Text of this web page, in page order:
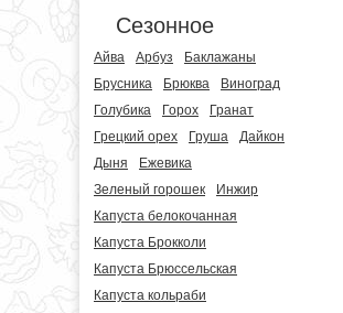
Сезонное
Айва Арбуз
Баклажаны
Брусника
Брюква
Виноград
Голубика
Горох
Гранат
Грецкий орех
Груша
Дайкон
Дыня
Ежевика
Зеленый горошек
Инжир
Капуста белокочанная
Капуста Брокколи
Капуста Брюссельская
Капуста кольраби